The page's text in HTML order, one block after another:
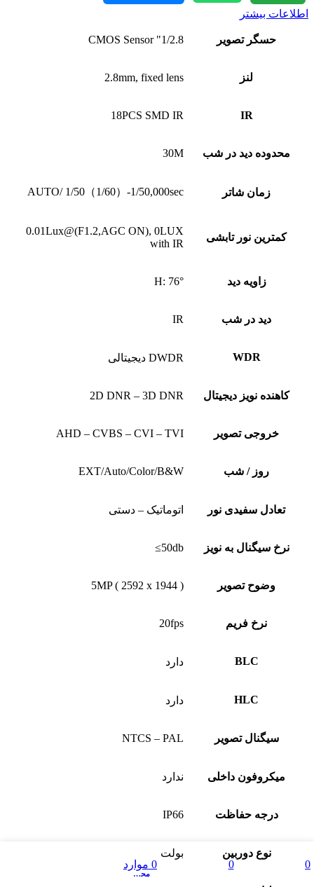
اطلاعات بیشتر
حسگر تصویر 1/2.8" CMOS Sensor
لنز 2.8mm, fixed lens
IR
18PCS SMD IR
محدوده دید در شب 30M
زمان شاتر AUTO/ 1/50（1/60）-1/50,000sec
کمترین نور تابشی
0.01Lux@(F1.2,AGC ON), 0LUX
with IR
زاویه دید H: 76°
دید در شب IR
WDR DWDR دیجیتالی
کاهنده نویز دیجیتال 2D DNR – 3D DNR
خروجی تصویر AHD – CVBS – CVI – TVI
روز / شب EXT/Auto/Color/B&W
تعادل سفیدی نور اتوماتیک – دستی
نرخ سیگنال به نویز 50db≥
وضوح تصویر 5MP ( 2592 x 1944 )
نرخ فریم 20fps
BLC دارد
HLC دارد
سیگنال تصویر NTCS – PAL
میکروفون داخلی ندارد
درجه حفاظت IP66
نوع دوربین بولت
0
0
0 موارد
محصول